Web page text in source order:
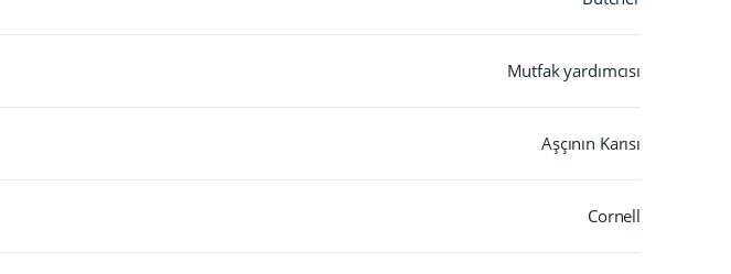
Mutfak yardımcısı
Aşçının Karısı
Cornell